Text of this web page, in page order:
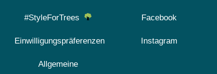
#StyleForTrees
Einwilligungspräferenzen
Allgemeine
Facebook
Instagram